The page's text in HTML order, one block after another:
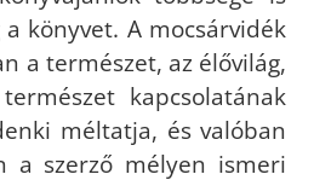
könyvet. A mocsárvidék
a természet, az élővilág,
kapcsolatának
méltatja, és valóban
a szerző mélyen ismeri